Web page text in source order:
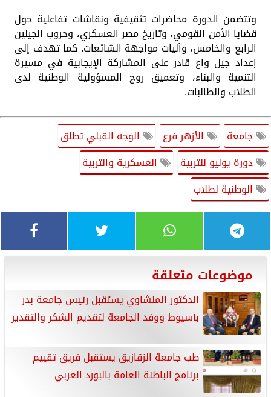
وتتضمن الدورة محاضرات تثقيفية ونقاشات تفاعلية حول
قضايا الأمن القومي، وتاريخ مصر العسكري، وحروب الجيلين
الرابع والخامس، وآليات مواجهة الشائعات. كما تهدف إلى
إعداد جيل واع قادر على المشاركة الإيجابية في مسيرة
التنمية والبناء، وتعميق روح المسؤولية الوطنية لدى
الطلاب والطالبات.
جامعة الأزهر فرع
الوجه القبلي تطلق
دورة يوليو للتربية
العسكرية والتربية
الوطنية لطلاب
موضوعات متعلقة
الدكتور المنشاوي يستقبل رئيس جامعة بدر
بأسيوط ووفد الجامعة لتقديم الشكر والتقدير
طب جامعة الزقازيق يستقبل فريق تقييم
برنامج الباطنة العامة بالبورد العربي